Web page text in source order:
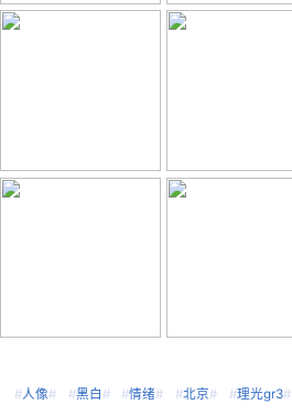
#人像# #黑白 # #情绪# #北京# #理光gr3#